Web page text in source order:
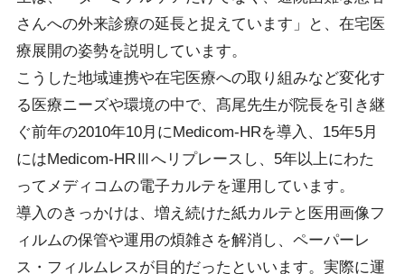
さんへの外来診療の延長と捉えています」と、在宅医
療展開の姿勢を説明しています。
こうした地域連携や在宅医療への取り組みなど変化す
る医療ニーズや環境の中で、髙尾先生が院長を引き継
ぐ前年の2010年10月にMedicom-HRを導入、15年5月
にはMedicom-HRⅢへリプレースし、5年以上にわた
ってメディコムの電子カルテを運用しています。
導入のきっかけは、増え続けた紙カルテと医用画像フ
ィルムの保管や運用の煩雑さを解消し、ペーパーレ
ス・フィルムレスが目的だったといいます。実際に運